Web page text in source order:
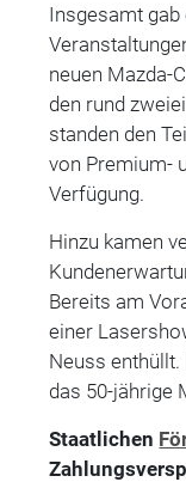
Insgesamt
neuen Mazda-
den rund
standen den
von Premium-
Verfügung.
Hinzu kamen
Bereits am
einer
Neuss
das 50-jährige
Staatlichen